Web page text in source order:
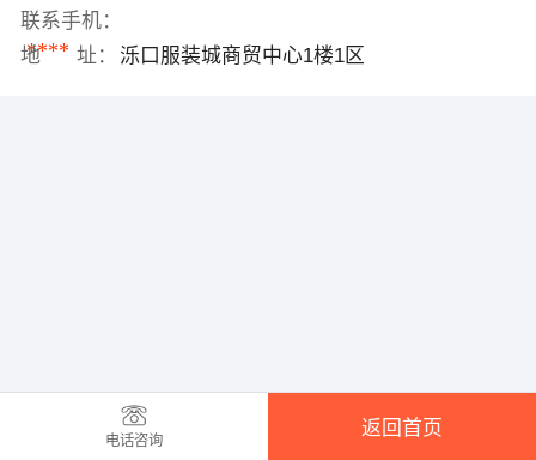
联系手机：
****
地 址： 泺口服装城商贸中心1楼1区
电话咨询
返回首页